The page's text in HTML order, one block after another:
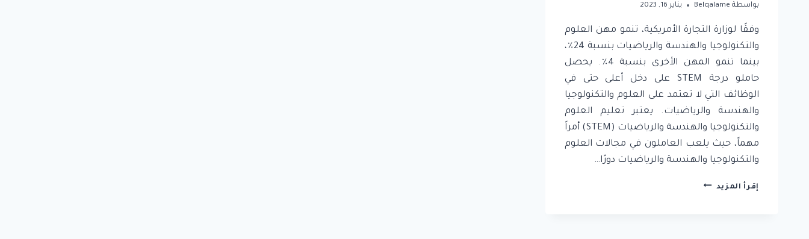
بواسطة Belqalame يناير 16, 2023
وفقًا لوزارة التجارة الأمريكية، تنمو مهن العلوم
والتكنولوجيا والهندسة والرياضيات بنسبة 24٪،
بينما تنمو المهن الأخرى بنسبة 4٪. يحصل
حاملو درجة STEM على دخل أعلى حتى في
الوظائف التي لا تعتمد على العلوم والتكنولوجيا
والهندسة والرياضيات. يعتبر تعليم العلوم
والتكنولوجيا والهندسة والرياضيات (STEM) أمراً
مهماً، حيث يلعب العاملون في مجالات العلوم
والتكنولوجيا والهندسة والرياضيات دورًا…
إقرأ المزيد لماذا